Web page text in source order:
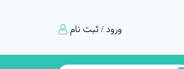
ورود / ثبت نام